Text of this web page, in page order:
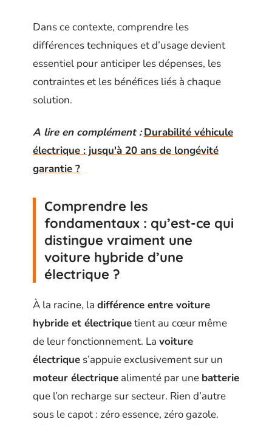
Dans ce contexte, comprendre les
différences techniques et d’usage devient
essentiel pour anticiper les dépenses, les
contraintes et les bénéfices liés à chaque
solution.
A lire en complément : Durabilité véhicule
électrique : jusqu'à 20 ans de longévité
garantie ?
Comprendre les
fondamentaux : qu’est-ce qui
distingue vraiment une
voiture hybride d’une
électrique ?
À la racine, la différence entre voiture
hybride et électriquetient au cœur même
de leur fonctionnement. La voiture
électrique s’appuie exclusivement sur un
moteur électrique alimenté par une batterie
que l’on recharge sur secteur. Rien d’autre
sous le capot : zéro essence, zéro gazole.